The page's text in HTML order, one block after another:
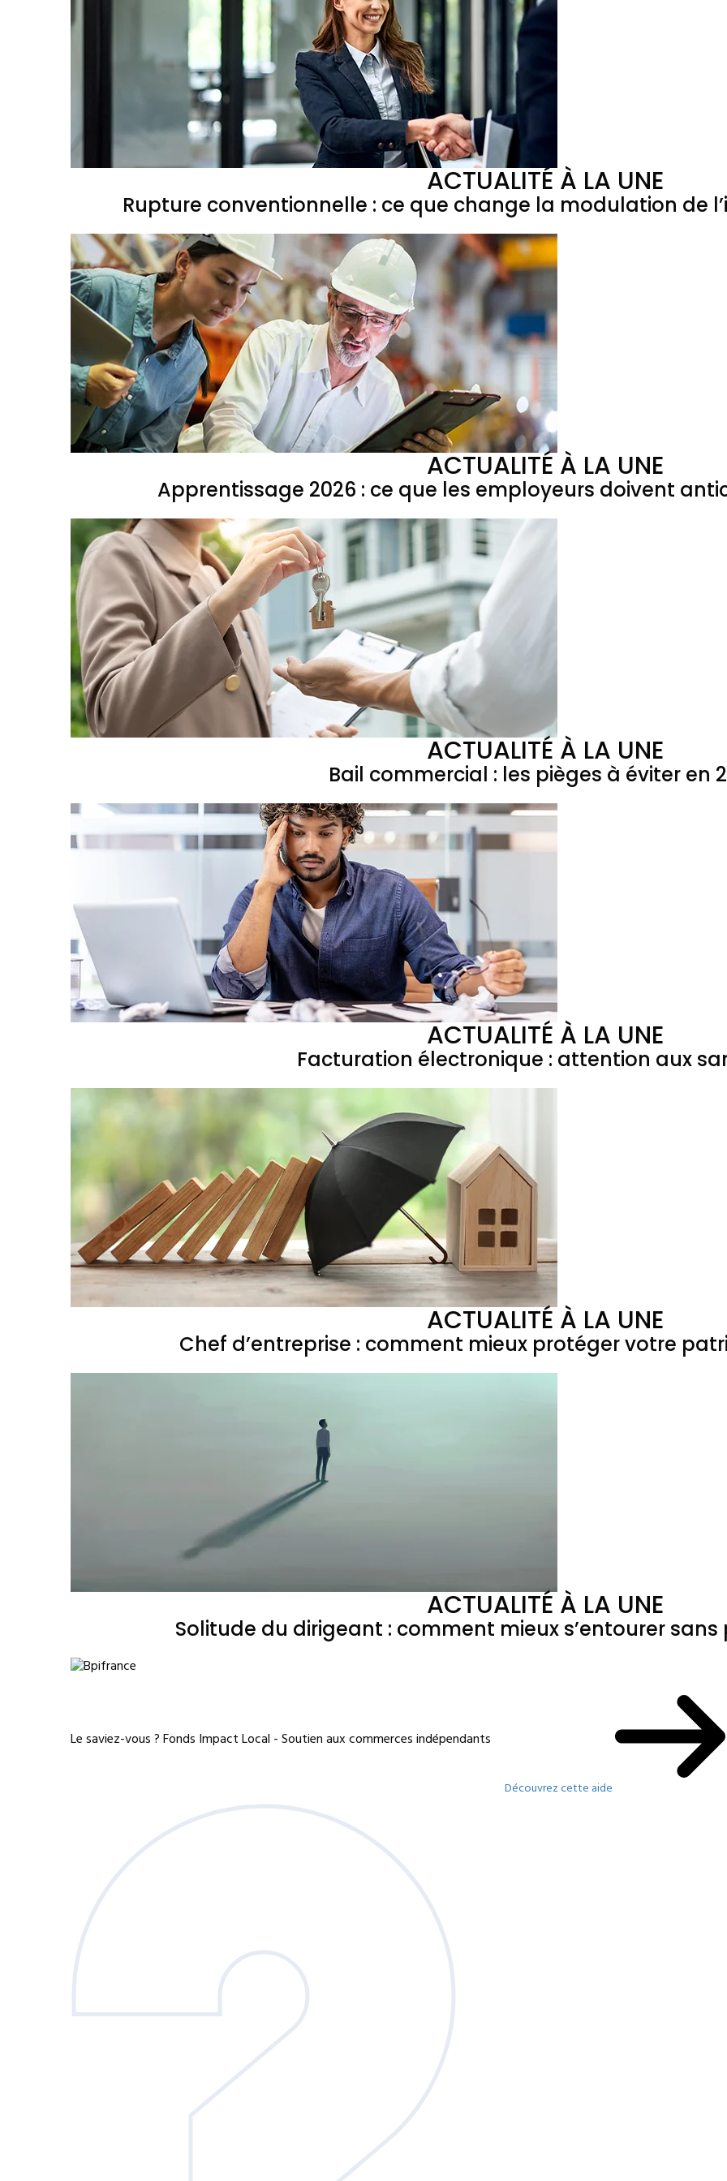
ACTUALITÉ À LA UNE
Rupture conventionnelle : ce que change la modulation de
ACTUALITÉ À LA UNE
Apprentissage 2026 : ce que les employeurs doivent
ACTUALITÉ À LA UNE
Bail commercial : les pièges à éviter en
ACTUALITÉ À LA UNE
Facturation électronique : attention aux
ACTUALITÉ À LA UNE
Chef d’entreprise : comment mieux protéger votre
ACTUALITÉ À LA UNE
Solitude du dirigeant : comment mieux s’entourer
Le saviez-vous ?Fonds Impact Local - Soutien aux commerces indépendants
Découvrez cette aide